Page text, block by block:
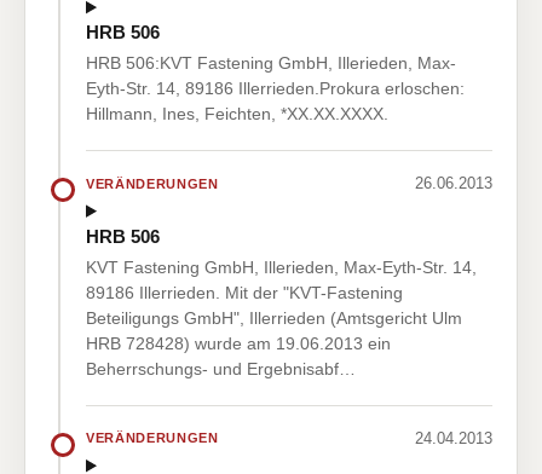
HRB 506
HRB 506:KVT Fastening GmbH, Illerieden, Max-
Eyth-Str. 14, 89186 Illerrieden.Prokura erloschen:
Hillmann, Ines, Feichten, *XX.XX.XXXX.
VERÄNDERUNGEN 26.06.2013
HRB 506
KVT Fastening GmbH, Illerieden, Max-Eyth-Str. 14,
89186 Illerrieden. Mit der "KVT-Fastening
Beteiligungs GmbH", Illerrieden (Amtsgericht Ulm
HRB 728428) wurde am 19.06.2013 ein
Beherrschungs- und Ergebnisabf…
VERÄNDERUNGEN 24.04.2013